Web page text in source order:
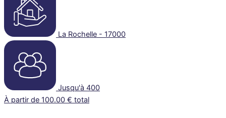
La Rochelle - 17000
Jusqu'à 400
À partir de 100.00 € total